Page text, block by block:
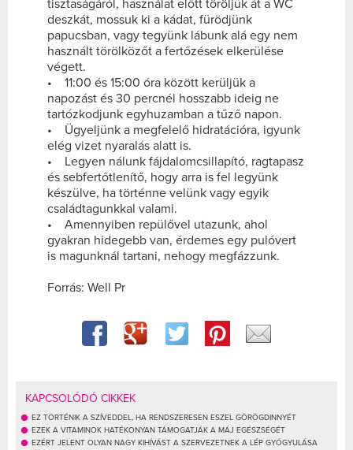
tisztaságáról, használat előtt töröljük át a WC
deszkát, mossuk ki a kádat, fürödjünk
papucsban, vagy tegyünk lábunk alá egy nem
használt törölközőt a fertőzések elkerülése
végett.
• 11:00 és 15:00 óra között kerüljük a
napozást és 30 percnél hosszabb ideig ne
tartózkodjunk egyhuzamban a tűző napon.
• Ügyeljünk a megfelelő hidratációra, igyunk
elég vizet nyaralás alatt is.
• Legyen nálunk fájdalomcsillapító, ragtapasz
és sebfertőtlenítő, hogy arra is fel legyünk
készülve, ha történne velünk vagy egyik
családtagunkkal valami.
• Amennyiben repülővel utazunk, ahol
gyakran hidegebb van, érdemes egy pulóvert
is magunknál tartani, nehogy megfázzunk.
Forrás: Well Pr
KAPCSOLÓDÓ CIKKEK
EZ TÖRTÉNIK A SZÍVEDDEL, HA RENDSZERESEN ESZEL GÖRÖGDINNYÉT
EZEK A VITAMINOK HATÉKONYAN TÁMOGATJÁK A MÁJ EGÉSZSÉGÉT
EZÉRT JELENT OLYAN NAGY KIHÍVÁST A SZERVEZETNEK A LÉP GYÓGYULÁSA